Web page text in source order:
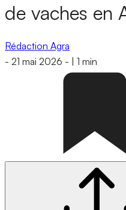
de vaches en
Rédaction Agra
- 21 mai 2026 - 1 min